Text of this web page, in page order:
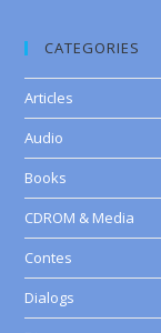
CATEGORIES
Articles
Audio
Books
CDROM & Media
Contes
Dialogs